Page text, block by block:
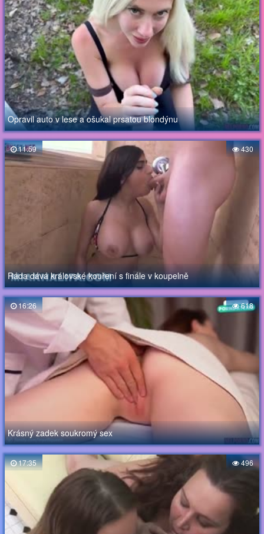
Opravil auto v lese a ošukal prsatou blondýnu
11:59 430
Ráda dává královské kouření s finále v koupelně
16:26 618
Krásný zadek soukromý sex
17:35 496